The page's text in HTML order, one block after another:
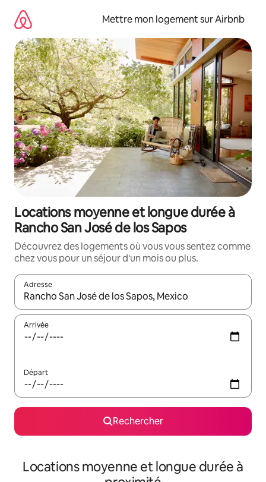
directement
contenu
Mettre mon logement sur Airbnb
Locations moyenne et longue durée à
Rancho San José de los Sapos
Découvrez des logements où vous vous sentez comme
chez vous pour un séjour d'un mois ou plus.
Adresse
Lorsque les résultats s'affichent, utilisez les flèches vers le
Arrivée
Départ
Rechercher
Locations moyenne et longue durée à